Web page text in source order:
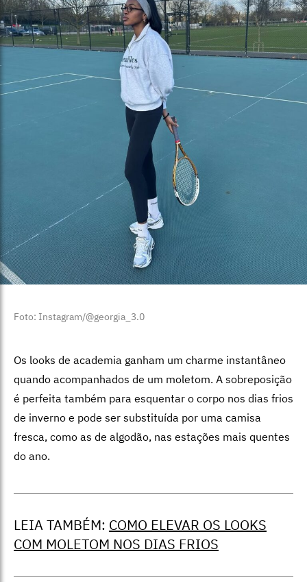
Foto: Instagram/@georgia_3.0
Os looks de academia ganham um charme instantâneo
quando acompanhados de um moletom. A sobreposição
é perfeita também para esquentar o corpo nos dias frios
de inverno e pode ser substituída por uma camisa
fresca, como as de algodão, nas estações mais quentes
do ano.
LEIA TAMBÉM: COMO ELEVAR OS LOOKS
COM MOLETOM NOS DIAS FRIOS